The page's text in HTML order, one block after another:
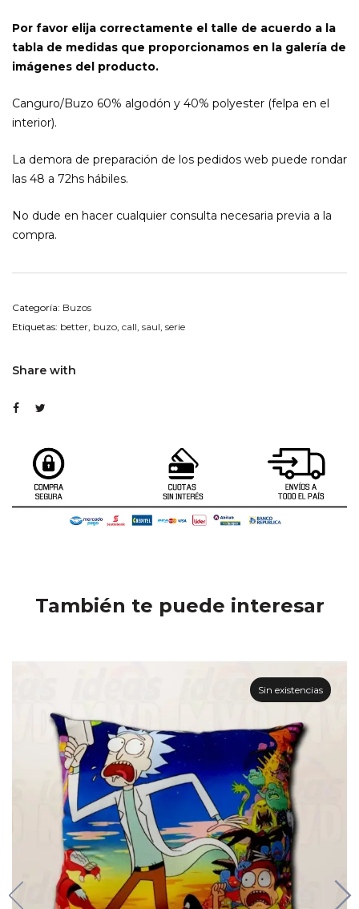
Por favor elija correctamente el talle de acuerdo a la
tabla de medidas que proporcionamos en la galería de
imágenes del producto.
Canguro/Buzo 60% algodón y 40% polyester (felpa en el
interior).
La demora de preparación de los pedidos web puede rondar
las 48 a 72hs hábiles.
No dude en hacer cualquier consulta necesaria previa a la
compra.
Categoría: Buzos
Etiquetas: better, buzo, call, saul, serie
Share with
También te puede interesar
Sin existencias